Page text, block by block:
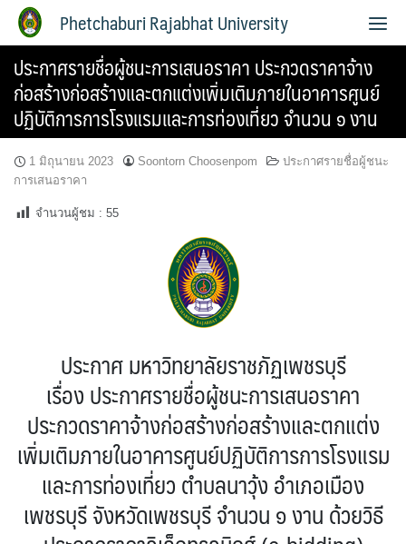
Phetchaburi Rajabhat University
ประกาศรายชื่อผู้ชนะการเสนอราคา ประกวดราคาจ้าง
ก่อสร้างก่อสร้างและตกแต่งเพิ่มเติมภายในอาคารศูนย์
ปฏิบัติการการโรงแรมและการท่องเที่ยว จำนวน ๑ งาน
1 มิถุนายน 2023 Soontorn Choosenpom
ประกาศรายชื่อผู้ชนะ
การเสนอราคา
จำนวนผู้ชม : 55
ประกาศ มหาวิทยาลัยราชภัฏเพชรบุรี
เรื่อง ประกาศรายชื่อผู้ชนะการเสนอราคา
ประกวดราคาจ้างก่อสร้างก่อสร้างและตกแต่ง
เพิ่มเติมภายในอาคารศูนย์ปฏิบัติการการโรงแรม
และการท่องเที่ยว ตำบลนาวุ้ง อำเภอเมือง
เพชรบุรี จังหวัดเพชรบุรี จำนวน ๑ งาน ด้วยวิธี